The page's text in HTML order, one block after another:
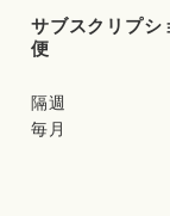
サブスクリプシ
便
隔週
毎月